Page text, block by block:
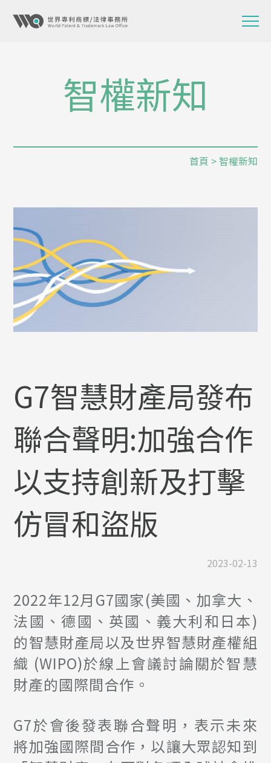
智權新知
首頁 > 智權新知
G7智慧財產局發布
聯合聲明:加強合作
以支持創新及打擊
仿冒和盜版
2023-02-13
2022年12月G7國家(美國、加拿大、
法國、德國、英國、義大利和日本)
的智慧財產局以及世界智慧財產權組
織 (WIPO)於線上會議討論關於智慧
財產的國際間合作。
G7於會後發表聯合聲明，表示未來
將加強國際間合作，以讓大眾認知到